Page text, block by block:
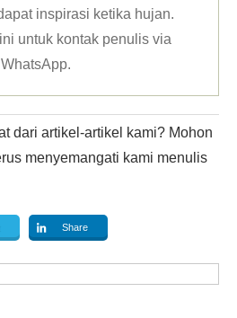
inspirasi ketika hujan.
untuk kontak penulis via
WhatsApp.
dari artikel-artikel kami? Mohon
menyemangati kami menulis
Share